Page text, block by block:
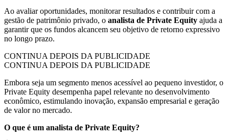
Ao avaliar oportunidades, monitorar resultados e contribuir com a
gestão de patrimônio privado, o analista de Private Equity ajuda a
garantir que os fundos alcancem seu objetivo de retorno expressivo
no longo prazo.
CONTINUA DEPOIS DA PUBLICIDADE
CONTINUA DEPOIS DA PUBLICIDADE
Embora seja um segmento menos acessível ao pequeno investidor, o
Private Equity desempenha papel relevante no desenvolvimento
econômico, estimulando inovação, expansão empresarial e geração
de valor no mercado.
O que é um analista de Private Equity?